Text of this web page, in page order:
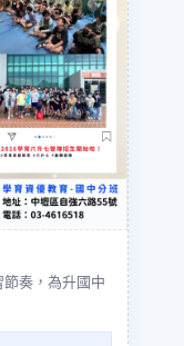
奏，為升國中